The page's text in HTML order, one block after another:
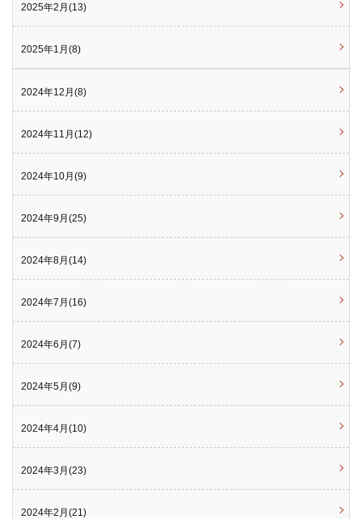
2025年2月(13)
2025年1月(8)
2024年12月(8)
2024年11月(12)
2024年10月(9)
2024年9月(25)
2024年8月(14)
2024年7月(16)
2024年6月(7)
2024年5月(9)
2024年4月(10)
2024年3月(23)
2024年2月(21)